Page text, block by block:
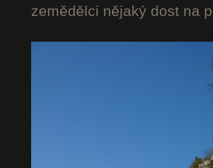
zemědělci nějaký dost na